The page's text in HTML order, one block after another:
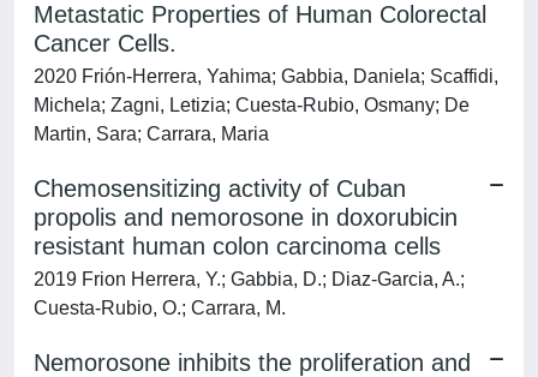
Metastatic Properties of Human Colorectal
Cancer Cells.
2020 Frión-Herrera, Yahima; Gabbia, Daniela; Scaffidi,
Michela; Zagni, Letizia; Cuesta-Rubio, Osmany; De
Martin, Sara; Carrara, Maria
Chemosensitizing activity of Cuban
propolis and nemorosone in doxorubicin
resistant human colon carcinoma cells
2019 Frion Herrera, Y.; Gabbia, D.; Diaz-Garcia, A.;
Cuesta-Rubio, O.; Carrara, M.
Nemorosone inhibits the proliferation and